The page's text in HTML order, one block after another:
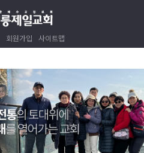
회원가입 사이트맵